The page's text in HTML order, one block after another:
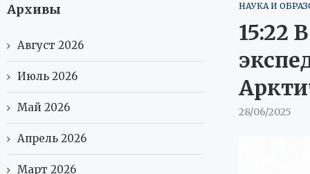
НАУКА И
15:22
28/06/2025
Архивы
Август 2026
Июль 2026
Май 2026
Апрель 2026
Март 2026